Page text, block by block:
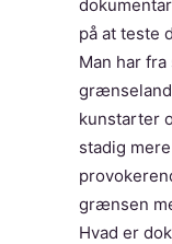
på at teste
Man har
kunstarter
stadig
grænsen
Hvad er